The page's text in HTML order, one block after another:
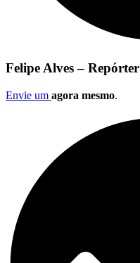
Felipe Alves – Repórter
Envie um agora mesmo.